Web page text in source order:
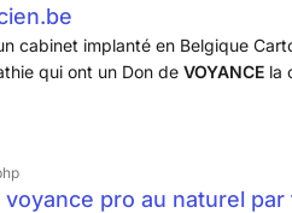
cabinet implanté en Belgique
qui ont un Don de VOYANCE la
pro au naturel